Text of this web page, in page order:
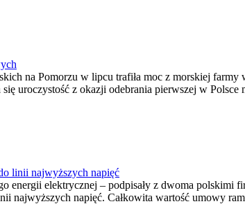
na Pomorzu w lipcu trafiła moc z morskiej
uroczystość z okazji odebrania pierwszej w
linii najwyższych napięć
energii elektrycznej – podpisały z dwoma
najwyższych napięć. Całkowita wartość umowy